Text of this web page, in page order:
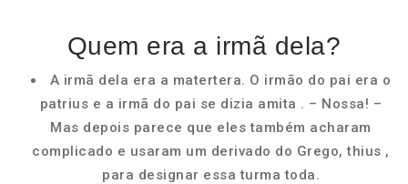
Quem era a irmã dela?
A irmã dela era a matertera. O irmão do pai era o
patrius e a irmã do pai se dizia amita . – Nossa! –
Mas depois parece que eles também acharam
complicado e usaram um derivado do Grego, thius ,
para designar essa turma toda.